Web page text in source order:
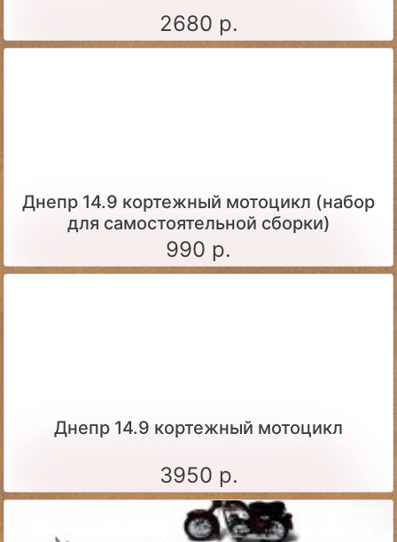
2680 р.
Днепр 14.9 кортежный мотоцикл (набор
для самостоятельной сборки)
990 р.
Днепр 14.9 кортежный мотоцикл
3950 р.